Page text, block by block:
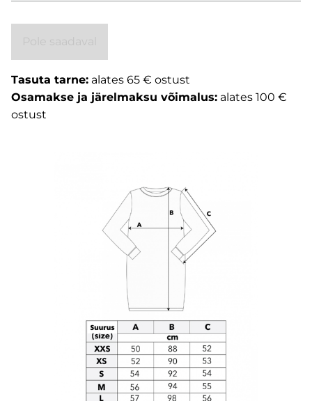
Tasuta tarne: alates 65 € ostust
Osamakse ja järelmaksu võimalus: alates 100 €
ostust